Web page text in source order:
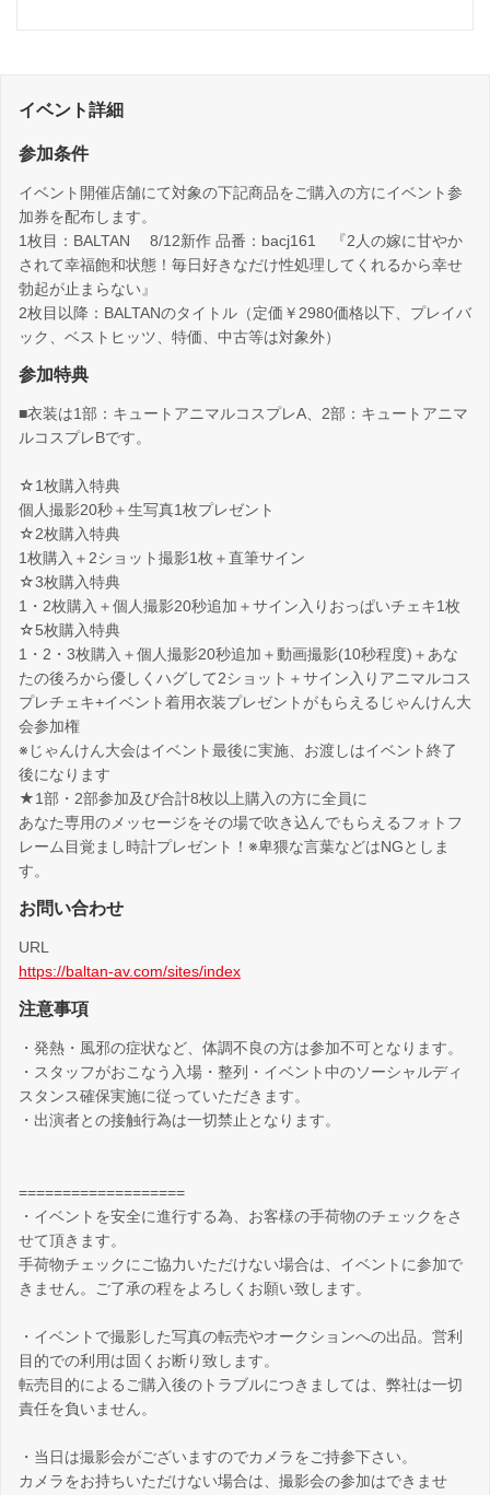
イベント詳細
参加条件
イベント開催店舗にて対象の下記商品をご購入の方にイベント参
加券を配布します。
1枚目：BALTAN 8/12新作 品番：bacj161 『2人の嫁に甘やか
されて幸福飽和状態！毎日好きなだけ性処理してくれるから幸せ
勃起が止まらない』
2枚目以降：BALTANのタイトル（定価￥2980価格以下、プレイバ
ック、ベストヒッツ、特価、中古等は対象外）
参加特典
■衣装は1部：キュートアニマルコスプレA、2部：キュートアニマ
ルコスプレBです。
☆1枚購入特典
個人撮影20秒＋生写真1枚プレゼント
☆2枚購入特典
1枚購入＋2ショット撮影1枚＋直筆サイン
☆3枚購入特典
1・2枚購入＋個人撮影20秒追加＋サイン入りおっぱいチェキ1枚
☆5枚購入特典
1・2・3枚購入＋個人撮影20秒追加＋動画撮影(10秒程度)＋あな
たの後ろから優しくハグして2ショット＋サイン入りアニマルコス
プレチェキ+イベント着用衣装プレゼントがもらえるじゃんけん大
会参加権
※じゃんけん大会はイベント最後に実施、お渡しはイベント終了
後になります
★1部・2部参加及び合計8枚以上購入の方に全員に
あなた専用のメッセージをその場で吹き込んでもらえるフォトフ
レーム目覚まし時計プレゼント！※卑猥な言葉などはNGとしま
す。
お問い合わせ
URL
https://baltan-av.com/sites/index
注意事項
・発熱・風邪の症状など、体調不良の方は参加不可となります。
・スタッフがおこなう入場・整列・イベント中のソーシャルディ
スタンス確保実施に従っていただきます。
・出演者との接触行為は一切禁止となります。
===================
・イベントを安全に進行する為、お客様の手荷物のチェックをさ
せて頂きます。
手荷物チェックにご協力いただけない場合は、イベントに参加で
きません。ご了承の程をよろしくお願い致します。
・イベントで撮影した写真の転売やオークションへの出品。営利
目的での利用は固くお断り致します。
転売目的によるご購入後のトラブルにつきましては、弊社は一切
責任を負いません。
・当日は撮影会がございますのでカメラをご持参下さい。
カメラをお持ちいただけない場合は、撮影会の参加はできませ